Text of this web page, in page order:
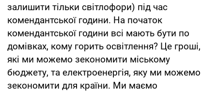
залишити тільки світлофори) під час
комендантської години. На початок
комендантської години всі мають бути по
домівках, кому горить освітлення? Це гроші,
які ми можемо зекономити міському
бюджету, та електроенергія, яку ми можемо
зекономити для країни. Ми маємо